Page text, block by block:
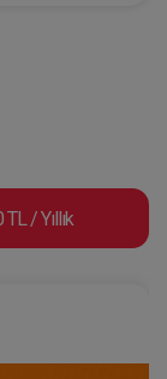
/ Yıllık